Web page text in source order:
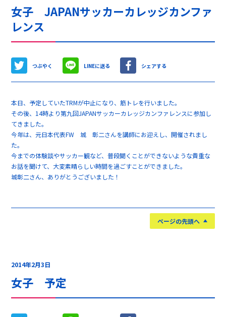
女子 JAPANサッカーカレッジカンファ
レンス
つぶやく LINEに送る シェアする
本日、予定していたTRMが中止になり、筋トレを行いました。
その後、14時より第九回JAPANサッカーカレッジカンファレンスに参加し
てきました。
今年は、元日本代表FW 城 彰二さんを講師にお迎えし、開催されまし
た。
今までの体験談やサッカー観など、普段聞くことができないような貴重な
お話を聞けて、大変素晴らしい時間を過ごすことができました。
城彰二さん、ありがとうございました！
ページの先頭へ
2014年2月3日
女子 予定